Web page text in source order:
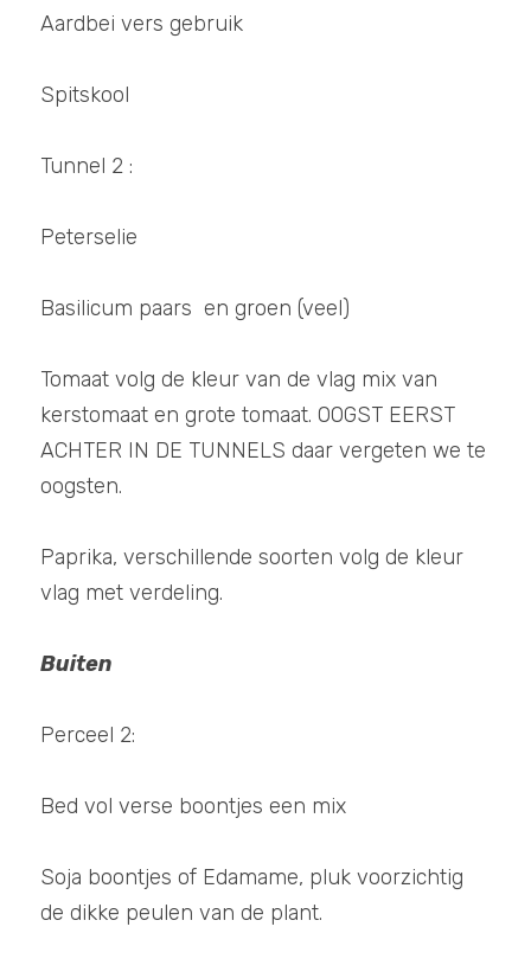
Aardbei vers gebruik
Spitskool
Tunnel 2 :
Peterselie
Basilicum paars  en groen (veel)
Tomaat volg de kleur van de vlag mix van
kerstomaat en grote tomaat. OOGST EERST
ACHTER IN DE TUNNELS daar vergeten we te
oogsten.
Paprika, verschillende soorten volg de kleur
vlag met verdeling.
Buiten
Perceel 2:
Bed vol verse boontjes een mix
Soja boontjes of Edamame, pluk voorzichtig
de dikke peulen van de plant.